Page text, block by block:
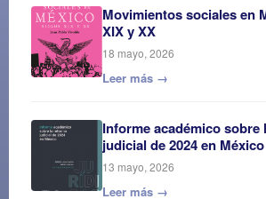
Movimientos sociales en
XIX y XX
18 mayo, 2026
Leer más →
Informe académico sobre
judicial de 2024 en México
13 mayo, 2026
Leer más →